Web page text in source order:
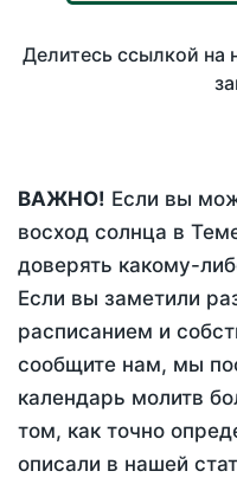
Делитесь ссылкой на
ВАЖНО! Если вы
восход солнца в
доверять какому-
Если вы заметили
расписанием и
сообщите нам, мы
календарь молитв
том, как точно
описали в нашей